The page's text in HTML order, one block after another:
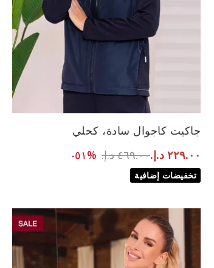
جاكيت كاجوال سادة، كحلي
٢٢٩.٠٠ د.إ.‏
Price reduced from
٤٦٩.٠٠ د.إ.‏ to ٢٢٩.٠٠ د.إ.‏%٥١-
تخفيضات إضافية